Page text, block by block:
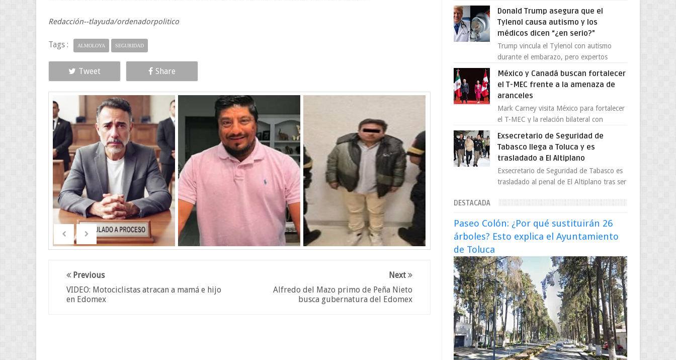
Redacción--tlayuda/ordenadorpolitico
Tags : ALMOLOYA SEGURIDAD
Tweet Share
Next
Alfredo del Mazo primo de Peña Nieto
busca gubernatura del Edomex
Previous
VIDEO: Motociclistas atracan a mamá e hijo
en Edomex
enfrentando señalamientos por...
Donald Trump asegura que el
Tylenol causa autismo y los
médicos dicen “¿en serio?”
Trump vincula el Tylenol con autismo
durante el embarazo, pero expertos
nuevo episodio de declaraciones...
México y Canadá buscan fortalecer
el T-MEC frente a la amenaza de
aranceles
Mark Carney visita México para fortalecer
el T-MEC y la relación bilateral con
provocada por la ofen...
Exsecretario de Seguridad de
Tabasco llega a Toluca y es
trasladado a El Altiplano
Exsecretario de Seguridad de Tabasco es
trasladado al penal de El Altiplano tras ser
Seguridad Públi...
DESTACADA
Paseo Colón: ¿Por qué sustituirán 26
árboles? Esto explica el Ayuntamiento
de Toluca